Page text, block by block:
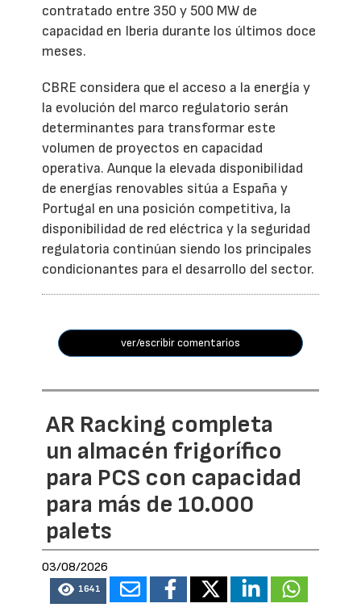
contratado entre 350 y 500 MW de
capacidad en Iberia durante los últimos doce
meses.
CBRE considera que el acceso a la energía y
la evolución del marco regulatorio serán
determinantes para transformar este
volumen de proyectos en capacidad
operativa. Aunque la elevada disponibilidad
de energías renovables sitúa a España y
Portugal en una posición competitiva, la
disponibilidad de red eléctrica y la seguridad
regulatoria continúan siendo los principales
condicionantes para el desarrollo del sector.
ver/escribir comentarios
AR Racking completa
un almacén frigorífico
para PCS con capacidad
para más de 10.000
palets
03/08/2026
1641